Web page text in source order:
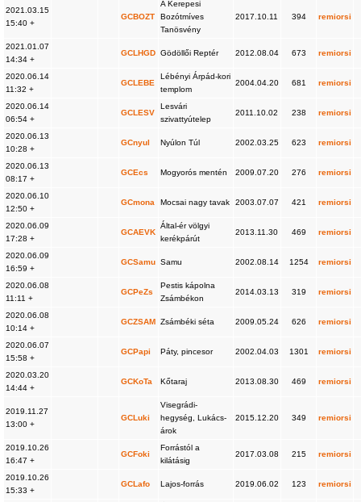
2021.03.15
15:40 +
GCBOZT
A Kerepesi
Bozótmíves
Tanösvény
2017.10.11 394 remiorsi
2021.01.07
14:34 +
GCLHGD Gödöllői Reptér 2012.08.04 673 remiorsi
2020.06.14
11:32 +
GCLEBE
Lébényi Árpád-kori
templom
2004.04.20 681 remiorsi
2020.06.14
06:54 +
GCLESV
Lesvári
szivattyútelep
2011.10.02 238 remiorsi
2020.06.13
10:28 +
GCnyul Nyúlon Túl 2002.03.25 623 remiorsi
2020.06.13
08:17 +
GCEcs Mogyorós mentén 2009.07.20 276 remiorsi
2020.06.10
12:50 +
GCmona Mocsai nagy tavak 2003.07.07 421 remiorsi
2020.06.09
17:28 +
GCAEVK
Által-ér völgyi
kerékpárút
2013.11.30 469 remiorsi
2020.06.09
16:59 +
GCSamu Samu 2002.08.14 1254 remiorsi
2020.06.08
11:11 +
GCPeZs
Pestis kápolna
Zsámbékon
2014.03.13 319 remiorsi
2020.06.08
10:14 +
GCZSAM Zsámbéki séta 2009.05.24 626 remiorsi
2020.06.07
15:58 +
GCPapi Páty, pincesor 2002.04.03 1301 remiorsi
2020.03.20
14:44 +
GCKoTa Kőtaraj 2013.08.30 469 remiorsi
2019.11.27
13:00 +
GCLuki
Visegrádi-
hegység, Lukács-
árok
2015.12.20 349 remiorsi
2019.10.26
16:47 +
GCFoki
Forrástól a
kilátásig
2017.03.08 215 remiorsi
2019.10.26
15:33 +
GCLafo Lajos-forrás 2019.06.02 123 remiorsi